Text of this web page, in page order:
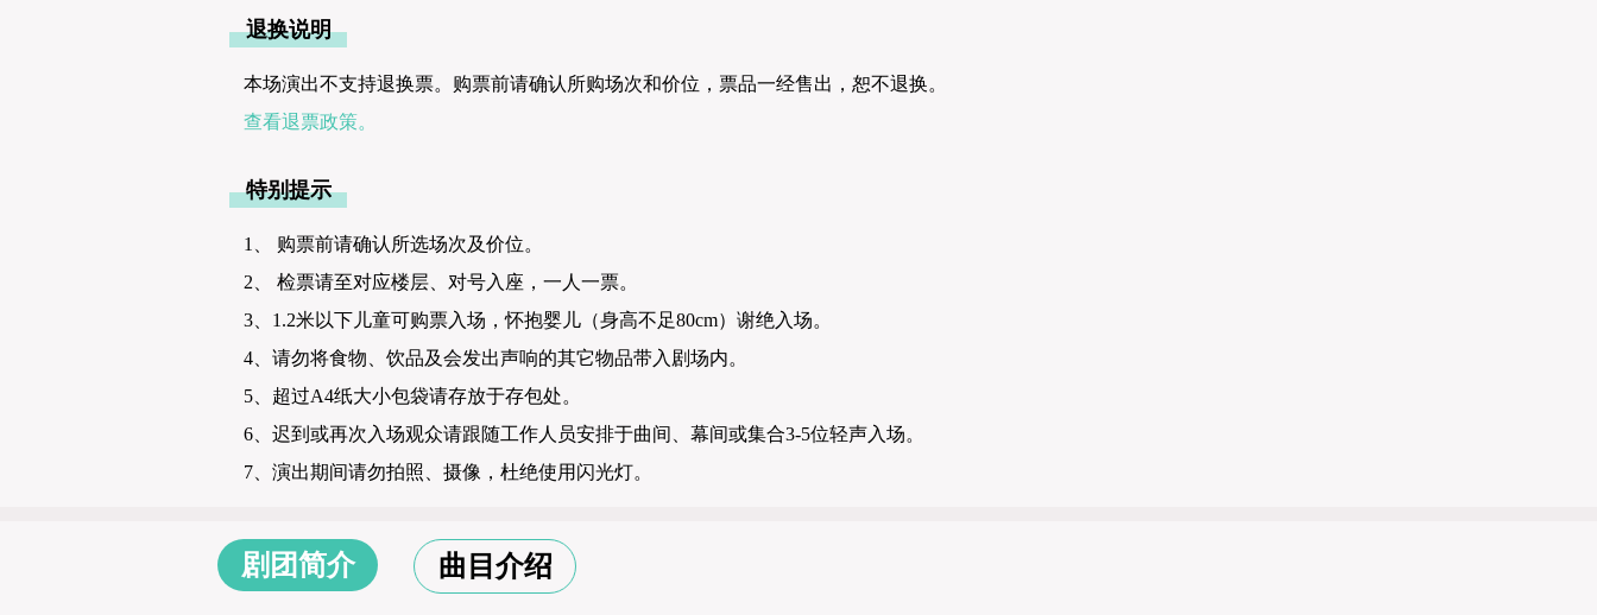
退换说明
本场演出不支持退换票。购票前请确认所购场次和价位，票品一经售出，恕不退换。
查看退票政策。
特别提示
1、 购票前请确认所选场次及价位。
2、 检票请至对应楼层、对号入座，一人一票。
3、1.2米以下儿童可购票入场，怀抱婴儿（身高不足80cm）谢绝入场。
4、请勿将食物、饮品及会发出声响的其它物品带入剧场内。
5、超过A4纸大小包袋请存放于存包处。
6、迟到或再次入场观众请跟随工作人员安排于曲间、幕间或集合3-5位轻声入场。
7、演出期间请勿拍照、摄像，杜绝使用闪光灯。
剧团简介 曲目介绍